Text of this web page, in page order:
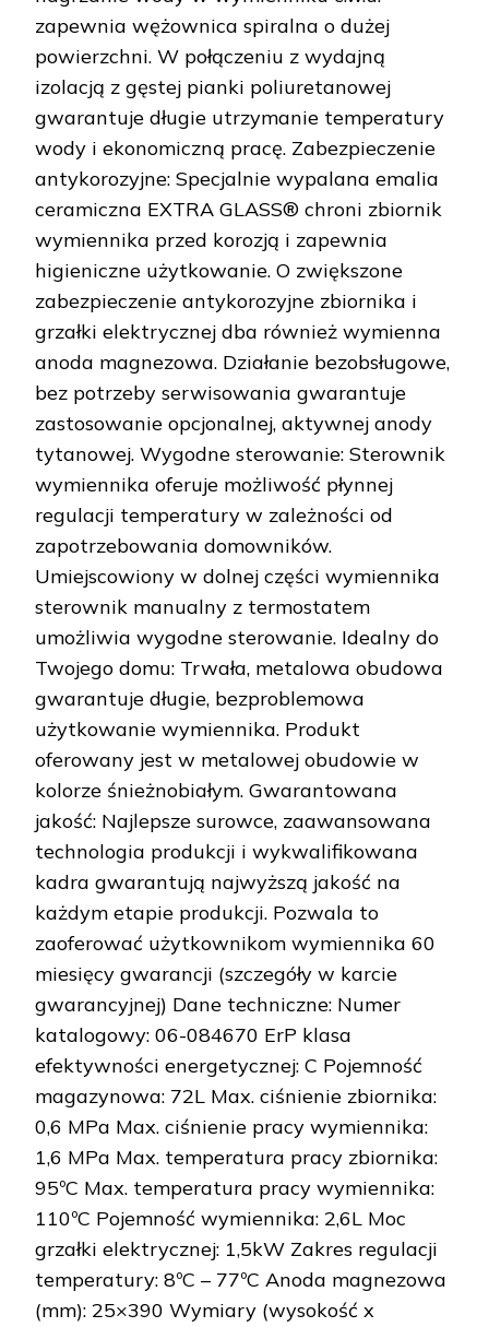
zapewnia wężownica spiralna o dużej
powierzchni. W połączeniu z wydajną
izolacją z gęstej pianki poliuretanowej
gwarantuje długie utrzymanie temperatury
wody i ekonomiczną pracę. Zabezpieczenie
antykorozyjne: Specjalnie wypalana emalia
ceramiczna EXTRA GLASS® chroni zbiornik
wymiennika przed korozją i zapewnia
higieniczne użytkowanie. O zwiększone
zabezpieczenie antykorozyjne zbiornika i
grzałki elektrycznej dba również wymienna
anoda magnezowa. Działanie bezobsługowe,
bez potrzeby serwisowania gwarantuje
zastosowanie opcjonalnej, aktywnej anody
tytanowej. Wygodne sterowanie: Sterownik
wymiennika oferuje możliwość płynnej
regulacji temperatury w zależności od
zapotrzebowania domowników.
Umiejscowiony w dolnej części wymiennika
sterownik manualny z termostatem
umożliwia wygodne sterowanie. Idealny do
Twojego domu: Trwała, metalowa obudowa
gwarantuje długie, bezproblemowa
użytkowanie wymiennika. Produkt
oferowany jest w metalowej obudowie w
kolorze śnieżnobiałym. Gwarantowana
jakość: Najlepsze surowce, zaawansowana
technologia produkcji i wykwalifikowana
kadra gwarantują najwyższą jakość na
każdym etapie produkcji. Pozwala to
zaoferować użytkownikom wymiennika 60
miesięcy gwarancji (szczegóły w karcie
gwarancyjnej) Dane techniczne: Numer
katalogowy: 06-084670 ErP klasa
efektywności energetycznej: C Pojemność
magazynowa: 72L Max. ciśnienie zbiornika:
0,6 MPa Max. ciśnienie pracy wymiennika:
1,6 MPa Max. temperatura pracy zbiornika:
95ºC Max. temperatura pracy wymiennika:
110ºC Pojemność wymiennika: 2,6L Moc
grzałki elektrycznej: 1,5kW Zakres regulacji
temperatury: 8ºC – 77ºC Anoda magnezowa
(mm): 25×390 Wymiary (wysokość x